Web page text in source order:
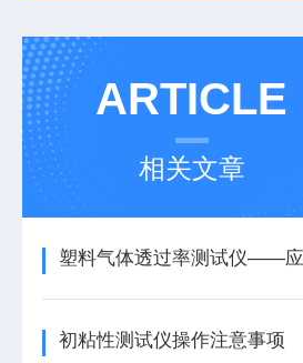
ARTICLE
相关文章
初粘性测试仪操作注意事项